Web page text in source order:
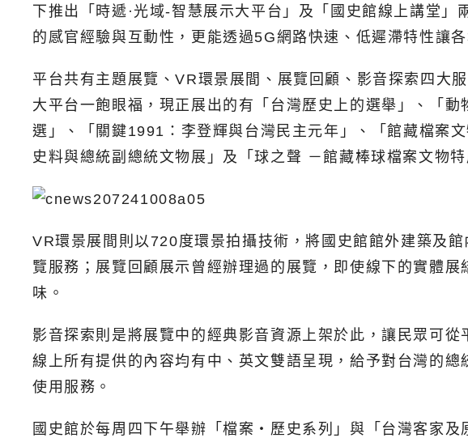
下推出「時遞·光域-智慧展示大平台」及「國史館線上講堂
的感官經驗與互動性，更能透過5G網路快速、低遲滯特性讓
平台共有主題展覽、VR環景展間、展覽回顧、影音探索四大
大平台一飽眼福，現正展出的有「台灣歷史上的選舉」、「
選」、「關鍵1991：李登輝與台灣民主元年」、「館藏檔
史料與總統副總統文物展」及「球之聲 －館藏棒球檔案文物特
VR環景展間則以720度環景拍攝技術，將國史館館外建築及
覽服務；展覽回顧展示曾經辦理過的展覽，即使線下的實體
味。
影音探索則是將展覽中的經典影音資源上架於此，讓民眾可
線上所有提供的內容均有中、英文雙語呈現，給予對台灣的
使用服務。
國史館於每周四下午舉辦「檔案‧歷史系列」與「台灣客家